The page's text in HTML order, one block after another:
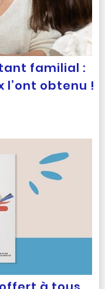
familial :
obtenu !